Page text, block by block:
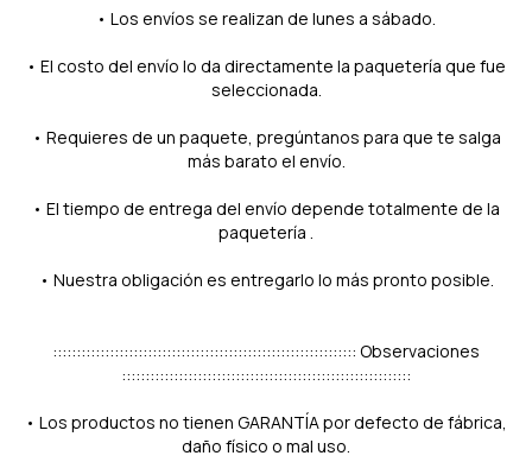
• Los envíos se realizan de lunes a sábado.
• El costo del envío lo da directamente la paquetería que fue
seleccionada.
• Requieres de un paquete, pregúntanos para que te salga
más barato el envío.
• El tiempo de entrega del envío depende totalmente de la
paquetería .
• Nuestra obligación es entregarlo lo más pronto posible.
:::::::::::::::::::::::::::::::::::::::::::::::::::::::::::::::: Observaciones
:::::::::::::::::::::::::::::::::::::::::::::::::::::::::::::
• Los productos no tienen GARANTÍA por defecto de fábrica,
daño físico o mal uso.